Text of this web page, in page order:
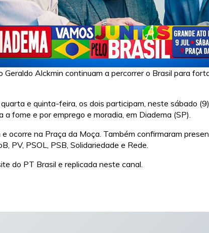
Geraldo Alckmin continuam a percorrer o Brasil para
e quinta-feira, os dois participam, neste sábado
fome e por emprego e moradia, em Diadema (SP).
ocorre na Praça da Moça. Também confirmaram
PV, PSOL, PSB, Solidariedade e Rede.
do PT Brasil e replicada neste canal.